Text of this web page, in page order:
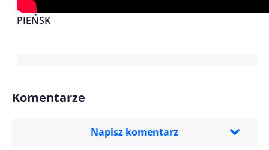
PIEŃSK
Komentarze
Napisz komentarz